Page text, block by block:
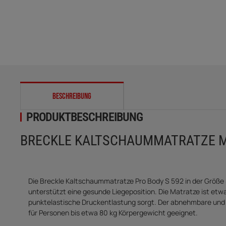
weitere Registerkarten anzeigen
BESCHREIBUNG
PRODUKTBESCHREIBUNG
BRECKLE
Die Breckle Kaltschaummatratze Pro Body S 592 in der
unterstützt eine gesunde Liegeposition. Die Matratze ist
punktelastische Druckentlastung sorgt. Der abnehmbare
für Personen bis etwa 80 kg Körpergewicht geeignet.